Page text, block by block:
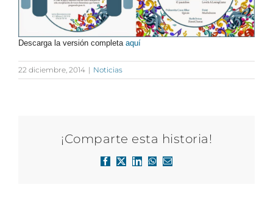
Descarga la versión completa aquí
22 diciembre, 2014 | Noticias
¡Comparte esta historia!
Facebook
X LinkedInWhatsApp
Correo